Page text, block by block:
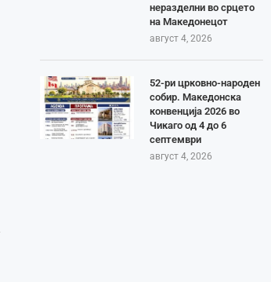
неразделни во срцето
на Македонецот
август 4, 2026
52-ри црковно-народен
собир. Македонска
конвенција 2026 во
Чикаго од 4 до 6
септември
август 4, 2026